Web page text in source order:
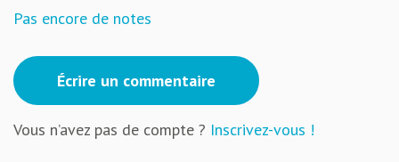
Pas encore de notes
Écrire un commentaire
Vous n’avez pas de compte ? Inscrivez-vous !